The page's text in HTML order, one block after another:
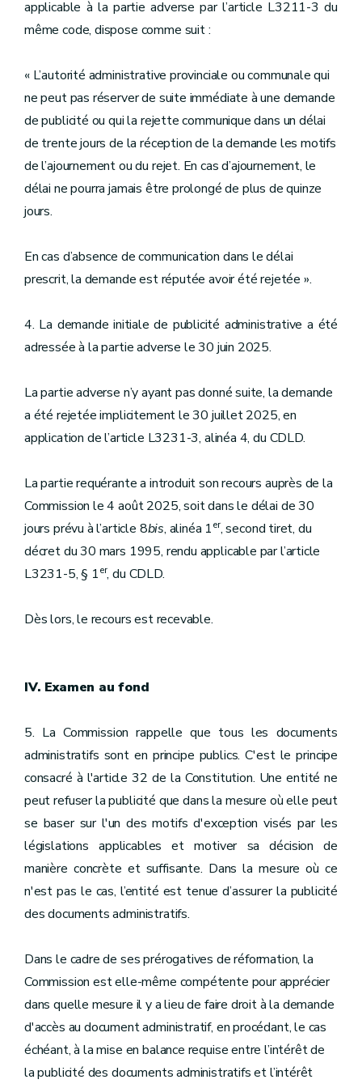
applicable à la partie adverse par l’article L3211-3 du
même code, dispose comme suit :
« L’autorité administrative provinciale ou communale qui
ne peut pas réserver de suite immédiate à une demande
de publicité ou qui la rejette communique dans un délai
de trente jours de la réception de la demande les motifs
de l’ajournement ou du rejet. En cas d’ajournement, le
délai ne pourra jamais être prolongé de plus de quinze
jours.
En cas d’absence de communication dans le délai
prescrit, la demande est réputée avoir été rejetée ».
4. La demande initiale de publicité administrative a été
adressée à la partie adverse le 30 juin 2025.
La partie adverse n’y ayant pas donné suite, la demande
a été rejetée implicitement le 30 juillet 2025, en
application de l’article L3231-3, alinéa 4, du CDLD.
La partie requérante a introduit son recours auprès de la
Commission le 4 août 2025, soit dans le délai de 30
jours prévu à l’article 8bis, alinéa 1er, second tiret, du
décret du 30 mars 1995, rendu applicable par l’article
L3231-5, § 1er, du CDLD.
Dès lors, le recours est recevable.
IV. Examen au fond
5. La Commission rappelle que tous les documents
administratifs sont en principe publics. C'est le principe
consacré à l'article 32 de la Constitution. Une entité ne
peut refuser la publicité que dans la mesure où elle peut
se baser sur l'un des motifs d'exception visés par les
législations applicables et motiver sa décision de
manière concrète et suffisante. Dans la mesure où ce
n'est pas le cas, l’entité est tenue d’assurer la publicité
des documents administratifs.
Dans le cadre de ses prérogatives de réformation, la
Commission est elle-même compétente pour apprécier
dans quelle mesure il y a lieu de faire droit à la demande
d'accès au document administratif, en procédant, le cas
échéant, à la mise en balance requise entre l’intérêt de
la publicité des documents administratifs et l’intérêt